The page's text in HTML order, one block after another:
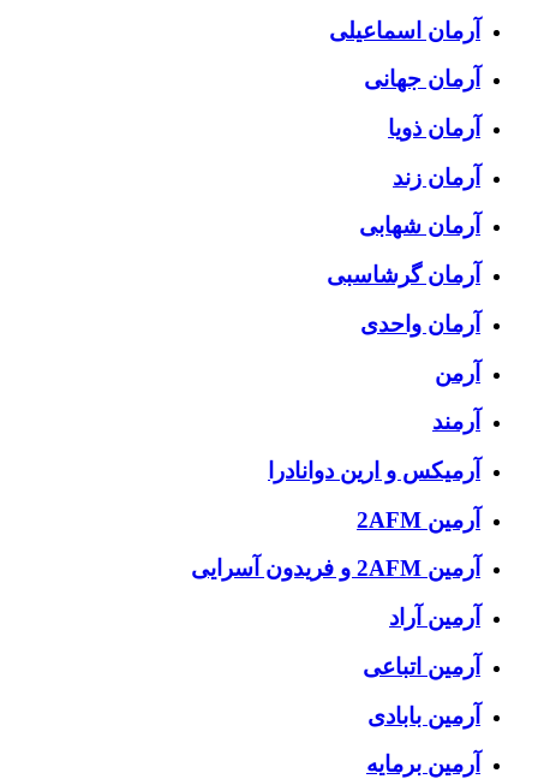
آرمان اسماعیلی
آرمان جهانی
آرمان ذویا
آرمان زند
آرمان شهابی
آرمان گرشاسبی
آرمان واحدی
آرمن
آرمند
آرمیکس و ارین دوانادرا
آرمین 2AFM
آرمین 2AFM و فریدون آسرایی
آرمین آراد
آرمین اتباعی
آرمین بابادی
آرمین برمایه